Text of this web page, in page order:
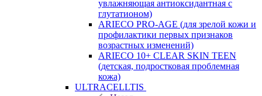
увлажняющая антиоксидантная с
глутатионом)
ARIECO PRO-AGE (для зрелой кожи и
профилактики первых признаков
возрастных изменений)
ARIECO 10+ CLEAR SKIN TEEN
(детская, подростковая проблемная
кожа)
ULTRACELLTIS